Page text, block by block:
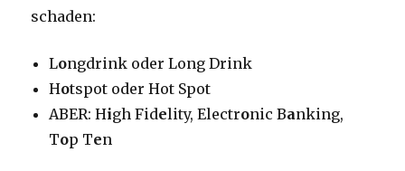
schaden:
Longdrink oder Long Drink
Hotspot oder Hot Spot
ABER: High Fidelity, Electronic Banking,
Top Ten